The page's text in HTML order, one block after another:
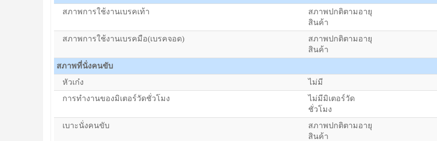
สภาพการใช้งานเบรคเท้า
สภาพปกติตามอายุ
สินค้า
สภาพการใช้งานเบรคมือ(เบรคจอด)
สภาพปกติตามอายุ
สินค้า
สภาพที่นั่งคนขับ
หัวเก๋ง
ไม่มี
การทำงานของมิเตอร์วัดชั่วโมง
ไม่มีมิเตอร์วัด
ชั่วโมง
เบาะนั่งคนขับ
สภาพปกติตามอายุ
สินค้า